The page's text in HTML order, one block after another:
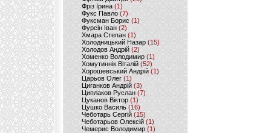
Фріз Ірина (1)
Фукс Павло (7)
Фуксман Борис (1)
Фурсін Іван (2)
Хмара Степан(1)
Холодницький Назар(15)
Холодов Андрій (2)
Хоменко Володимир (1)
Хомутиннік Віталій (52)
Хорошевський Андрій (1)
Царьов Олег (1)
Циганков Андрій (3)
Циплаков Руслан(7)
Цуканов Віктор (1)
Цушко Василь (16)
Чеботарь Сергій (15)
Чеботарьов Олексій (1)
Чемерис Володимир (1)